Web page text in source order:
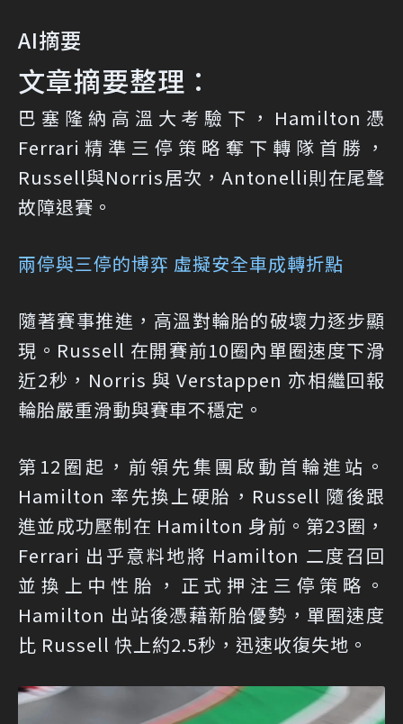
AI摘要
文章摘要整理：
巴塞隆納高溫大考驗下，Hamilton憑
Ferrari精準三停策略奪下轉隊首勝，
Russell與Norris居次，Antonelli則在尾聲
故障退賽。
兩停與三停的博弈 虛擬安全車成轉折點
隨著賽事推進，高溫對輪胎的破壞力逐步顯
現。Russell 在開賽前10圈內單圈速度下滑
近2秒，Norris 與 Verstappen 亦相繼回報
輪胎嚴重滑動與賽車不穩定。
第12圈起，前領先集團啟動首輪進站。
Hamilton 率先換上硬胎，Russell 隨後跟
進並成功壓制在 Hamilton 身前。第23圈，
Ferrari 出乎意料地將 Hamilton 二度召回
並換上中性胎，正式押注三停策略。
Hamilton 出站後憑藉新胎優勢，單圈速度
比 Russell 快上約2.5秒，迅速收復失地。